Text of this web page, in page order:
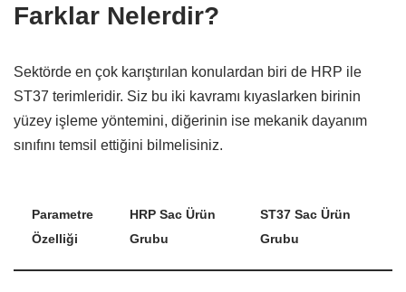
Farklar Nelerdir?
Sektörde en çok karıştırılan konulardan biri de HRP ile
ST37 terimleridir. Siz bu iki kavramı kıyaslarken birinin
yüzey işleme yöntemini, diğerinin ise mekanik dayanım
sınıfını temsil ettiğini bilmelisiniz.
Parametre
Özelliği
HRP Sac Ürün
Grubu
ST37 Sac Ürün
Grubu